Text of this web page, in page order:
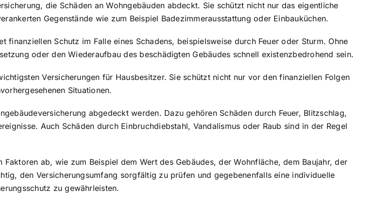
die Schäden an Wohngebäuden abdeckt. Sie schützt nicht nur das eigentliche
Gegenstände wie zum Beispiel Badezimmerausstattung oder Einbauküchen.
finanziellen Schutz im Falle eines Schadens, beispielsweise durch Feuer oder Sturm. Ohne
oder den Wiederaufbau des beschädigten Gebäudes schnell existenzbedrohend sein.
Versicherungen für Hausbesitzer. Sie schützt nicht nur vor den finanziellen Folgen
Situationen.
abgedeckt werden. Dazu gehören Schäden durch Feuer, Blitzschlag,
Auch Schäden durch Einbruchdiebstahl, Vandalismus oder Raub sind in der Regel
ab, wie zum Beispiel dem Wert des Gebäudes, der Wohnfläche, dem Baujahr, der
den Versicherungsumfang sorgfältig zu prüfen und gegebenenfalls eine individuelle
zu gewährleisten.